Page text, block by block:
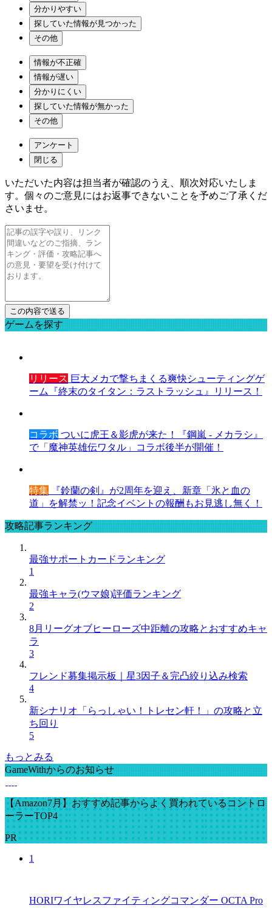
分かりやすい
探していた情報が見つかった
その他
情報が不正確
情報が遅い
分かりにくい
探していた情報が無かった
その他
アンケート
閉じる
いただいた内容は担当者が確認のうえ、順次対応いたしま
す。個々のご意見にはお返事できないことを予めご了承くだ
さいませ。
ゲームを探す
リリース 巨大メカで撃ちまくる爽快シューティングゲ
ーム『終末のタイタン：ラストラッシュ』リリース！
コラボ ついに虎王＆影虎が来た！『鋼嵐 - メカラシ』
で「魔神英雄伝ワタル」コラボ後半が開催！
特集 『鈴蘭の剣』が2周年を迎え、新章「氷と血の
道」を解禁ッ！記念イベントの報酬もお見逃し無く！
攻略記事ランキング
最強サポートカードランキング
1
最強キャラ(ウマ娘)評価ランキング
2
8月リーグオブヒーローズ中距離の攻略とおすすめキャ
ラ
3
フレンド募集掲示板｜星3因子＆完凸絞り込み検索
4
新シナリオ「らっしゃい！トレセン軒！」の攻略と立
ち回り
5
もっとみる
GameWithからのお知らせ
【Amazon7月】おすすめ記事からよく買われているコントロ
ーラーTOP4
PR
1
HORIワイヤレスファイティングコマンダー OCTA Pro